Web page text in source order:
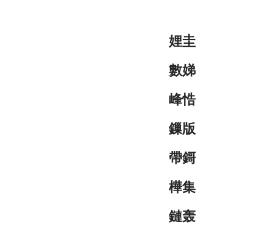
娌圭
數娣
峰悎
鏁版
帶鎶
樺集
鏈轰